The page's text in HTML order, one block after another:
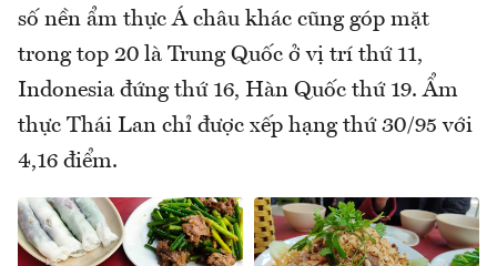
số nền ẩm thực Á châu khác cũng góp mặt
trong top 20 là Trung Quốc ở vị trí thứ 11,
Indonesia đứng thứ 16, Hàn Quốc thứ 19. Ẩm
thực Thái Lan chỉ được xếp hạng thứ 30/95 với
4,16 điểm.